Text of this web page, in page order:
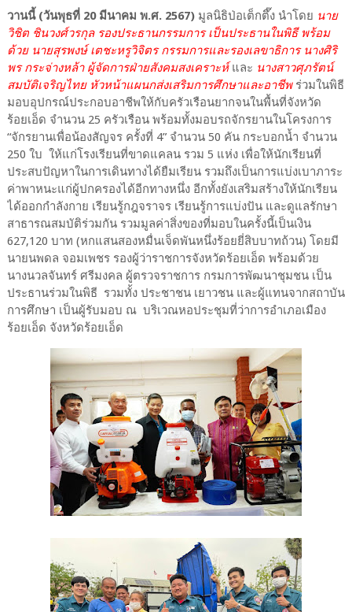
วานนี้ (วันพุธที่ 20 มีนาคม พ.ศ. 2567) มูลนิธิป่อเต็กตึ๊ง นำโดย นาย
วิชิต ชินวงศ์วรกุล รองประธานกรรมการ เป็นประธานในพิธี พร้อม
ด้วย นายสุรพงษ์ เตชะหรูวิจิตร กรรมการและรองเลขาธิการ นางศิริ
พร กระจ่างหล้า ผู้จัดการฝ่ายสังคมสงเคราะห์และ นางสาวศุภรัตน์
สมบัติเจริญไทย หัวหน้าแผนกส่งเสริมการศึกษาและอาชีพร่วมในพิธี
มอบอุปกรณ์ประกอบอาชีพให้กับครัวเรือนยากจนในพื้นที่จังหวัด
ร้อยเอ็ด จำนวน 25 ครัวเรือน พร้อมทั้งมอบรถจักรยานในโครงการ
“จักรยานเพื่อน้องสัญจร ครั้งที่ 4” จำนวน 50 คัน กระบอกน้ำ จำนวน
250 ใบ ให้แก่โรงเรียนที่ขาดแคลน รวม 5 แห่ง เพื่อให้นักเรียนที่
ประสบปัญหาในการเดินทางได้ยืมเรียน รวมถึงเป็นการแบ่งเบาภาระ
ค่าพาหนะแก่ผู้ปกครองได้อีกทางหนึ่ง อีกทั้งยังเสริมสร้างให้นักเรียน
ได้ออกกำลังกาย เรียนรู้กฎจราจร เรียนรู้การแบ่งปัน และดูแลรักษา
สาธารณสมบัติร่วมกัน รวมมูลค่าสิ่งของที่มอบในครั้งนี้เป็นเงิน
627,120 บาท (หกแสนสองหมื่นเจ็ดพันหนึ่งร้อยยี่สิบบาทถ้วน) โดยมี
นายนพดล จอมเพชร รองผู้ว่าราชการจังหวัดร้อยเอ็ด พร้อมด้วย
นางนวลจันทร์ ศรีมงคล ผู้ตรวจราชการ กรมการพัฒนาชุมชน เป็น
ประธานร่วมในพิธี รวมทั้ง ประชาชน เยาวชน และผู้แทนจากสถาบัน
การศึกษา เป็นผู้รับมอบ ณ บริเวณหอประชุมที่ว่าการอำเภอเมือง
ร้อยเอ็ด จังหวัดร้อยเอ็ด